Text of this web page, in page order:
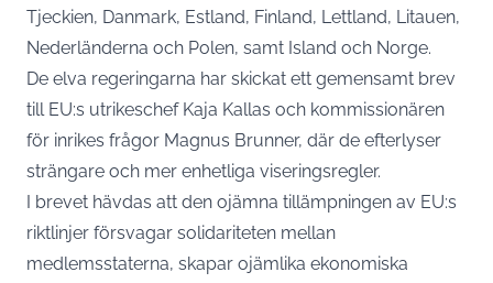
Tjeckien, Danmark, Estland, Finland, Lettland, Litauen,
Nederländerna och Polen, samt Island och Norge.
De elva regeringarna har skickat ett gemensamt brev
till EU:s utrikeschef Kaja Kallas och kommissionären
för inrikes frågor Magnus Brunner, där de efterlyser
strängare och mer enhetliga viseringsregler.
I brevet hävdas att den ojämna tillämpningen av EU:s
riktlinjer försvagar solidariteten mellan
medlemsstaterna, skapar ojämlika ekonomiska